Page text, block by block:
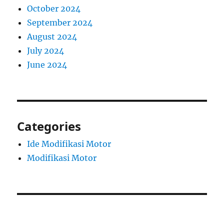
October 2024
September 2024
August 2024
July 2024
June 2024
Categories
Ide Modifikasi Motor
Modifikasi Motor